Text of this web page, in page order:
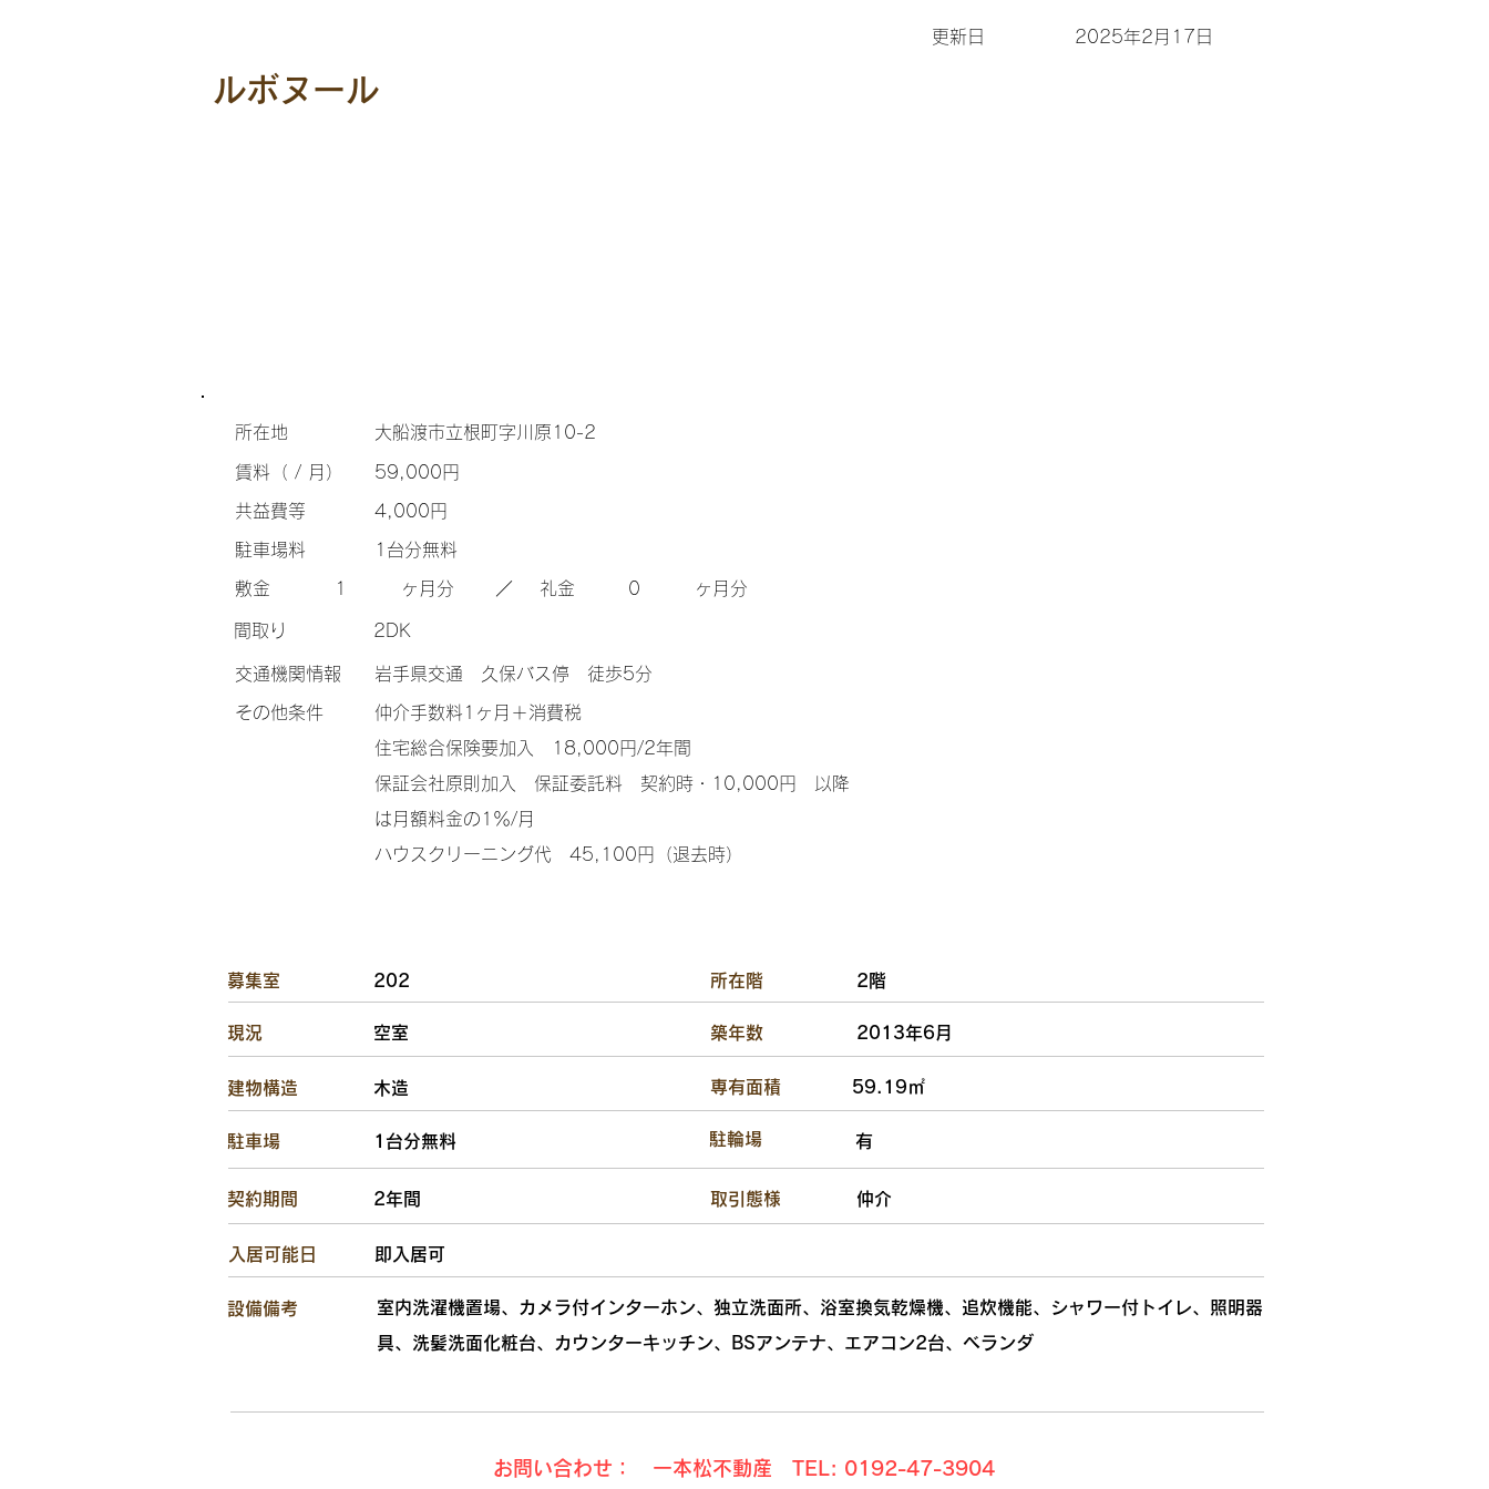
更新日 2025年2月17日
ルボヌール
所在地 大船渡市立根町字川原10-2
​賃料（ / 月） 59,000円
​共益費等 4,000円
​駐車場料 1台分無料
​敷金 1 ヶ月分 ／ ​礼金 0 ヶ月分
間取り 2DK
交通機関情報 岩手県交通 久保バス停 徒歩5分
その他条件
仲介手数料1ヶ月＋消費税
住宅総合保険要加入 18,000円/2年間
保証会社原則加入 保証委託料 契約時・10,000円 以降
は月額料金の1％/月
ハウスクリーニング代 45,100円（退去時）
​募集室 202 ​所在階 2階
​現況 空室 ​築年数 2013年6月
​建物構造 木造 ​専有面積 59.19㎡
駐車場 1台分無料 ​駐輪場 有
​契約期間 2年間 ​取引態様 仲介
​入居可能日 即入居可
設備備考
室内洗濯機置場、カメラ付インターホン、独立洗面所、浴室換気乾燥機、追炊機能、シャワー付トイレ、照明器
具、洗髪洗面化粧台、カウンターキッチン、BSアンテナ、エアコン2台、ベランダ
お問い合わせ： 一本松不動産 TEL: 0192-47-3904